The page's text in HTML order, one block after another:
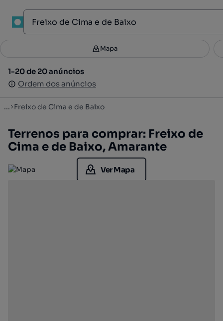
Filtros 2
1-20 de 20 anúncios
Ordem dos anúncios
Mapa
1-20 de 20 anúncios
Ordem dos anúncios
... Freixo de Cima e de Baixo
Terrenos para comprar: Freixo de
Cima e de Baixo, Amarante
Ver Mapa